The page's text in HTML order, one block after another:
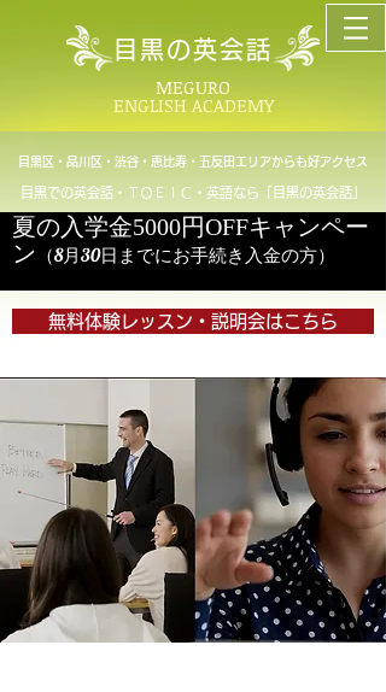
MEGURO
ENGLISH ACADEMY
目黒の英会話
目黒区・品川区・渋谷・恵比寿・五反田エリアからも好アクセス
目黒での英会話・ＴＯＥＩＣ・英語なら「目黒の英会話」
夏の入学金5000円OFFキャンペー
ン （8月30日までにお手続き入金の方）
無料体験レッスン・説明会はこちら